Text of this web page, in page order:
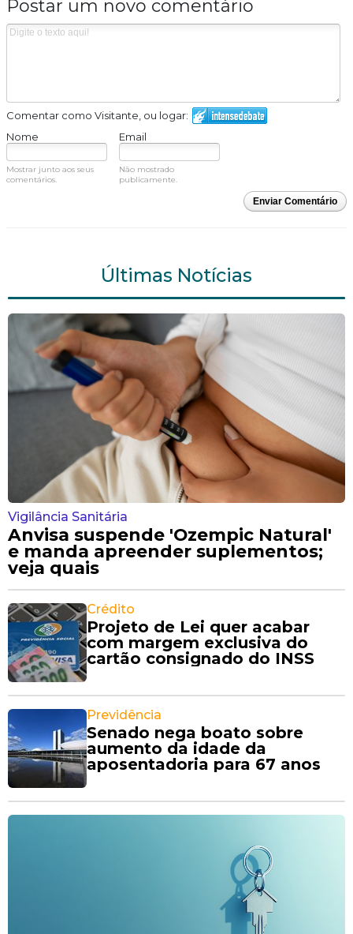
Postar um novo comentário
Comentar como Visitante, ou logar:
Nome
Email
Mostrar junto aos seus
comentários.
Não mostrado
publicamente.
Enviar Comentário
Últimas Notícias
Vigilância Sanitária
Anvisa suspende 'Ozempic Natural'
e manda apreender suplementos;
veja quais
Crédito
Projeto de Lei quer acabar
com margem exclusiva do
cartão consignado do INSS
Previdência
Senado nega boato sobre
aumento da idade da
aposentadoria para 67 anos